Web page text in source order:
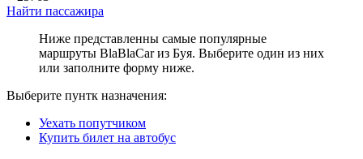
Найти пассажира
Ниже представленны самые популярные
маршруты BlaBlaCar из Буя. Выберите один из них
или заполните форму ниже.
Выберите пунтк назначения:
Уехать попутчиком
Купить билет на автобус